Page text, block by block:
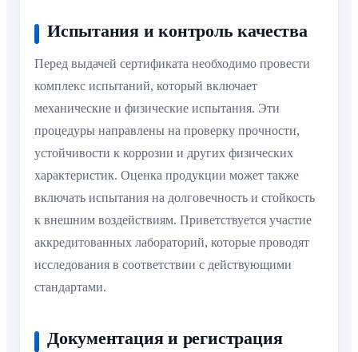
Испытания и контроль качества
Перед выдачей сертификата необходимо провести
комплекс испытаний, который включает
механические и физические испытания. Эти
процедуры направлены на проверку прочности,
устойчивости к коррозии и других физических
характеристик. Оценка продукции может также
включать испытания на долговечность и стойкость
к внешним воздействиям. Приветствуется участие
аккредитованных лабораторий, которые проводят
исследования в соответствии с действующими
стандартами.
Документация и регистрация